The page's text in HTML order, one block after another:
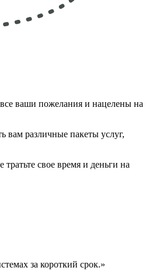
ваши пожелания и нацелены на
различные пакеты услуг,
свое время и деньги на
за короткий срок.»